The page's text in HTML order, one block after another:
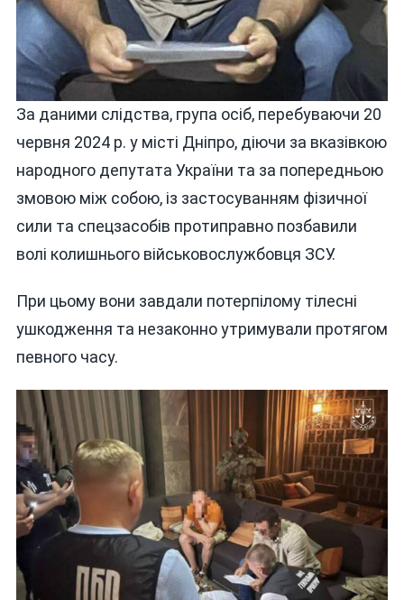
За даними слідства, група осіб, перебуваючи 20
червня 2024 р. у місті Дніпро, діючи за вказівкою
народного депутата України та за попередньою
змовою між собою, із застосуванням фізичної
сили та спецзасобів протиправно позбавили
волі колишнього військовослужбовця ЗСУ.
При цьому вони завдали потерпілому тілесні
ушкодження та незаконно утримували протягом
певного часу.